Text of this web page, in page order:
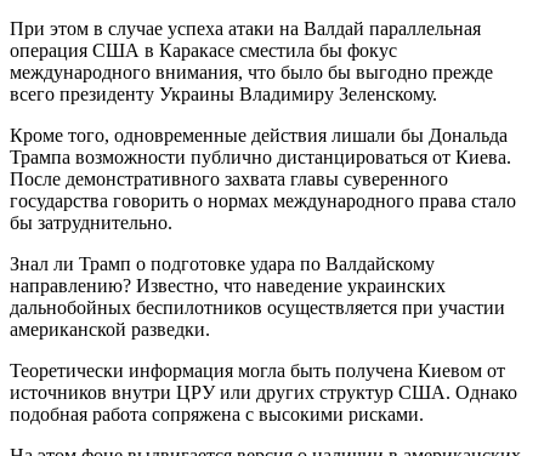
При этом в случае успеха атаки на Валдай параллельная
операция США в Каракасе сместила бы фокус
международного внимания, что было бы выгодно прежде
всего президенту Украины Владимиру Зеленскому.
Кроме того, одновременные действия лишали бы Дональда
Трампа возможности публично дистанцироваться от Киева.
После демонстративного захвата главы суверенного
государства говорить о нормах международного права стало
бы затруднительно.
Знал ли Трамп о подготовке удара по Валдайскому
направлению? Известно, что наведение украинских
дальнобойных беспилотников осуществляется при участии
американской разведки.
Теоретически информация могла быть получена Киевом от
источников внутри ЦРУ или других структур США. Однако
подобная работа сопряжена с высокими рисками.